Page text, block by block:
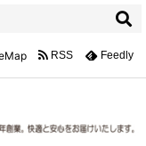
RSS Feedly